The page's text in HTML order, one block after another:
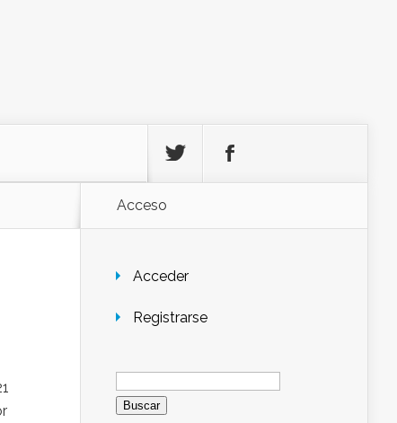
Acceso
Acceder
Registrarse
Buscar: